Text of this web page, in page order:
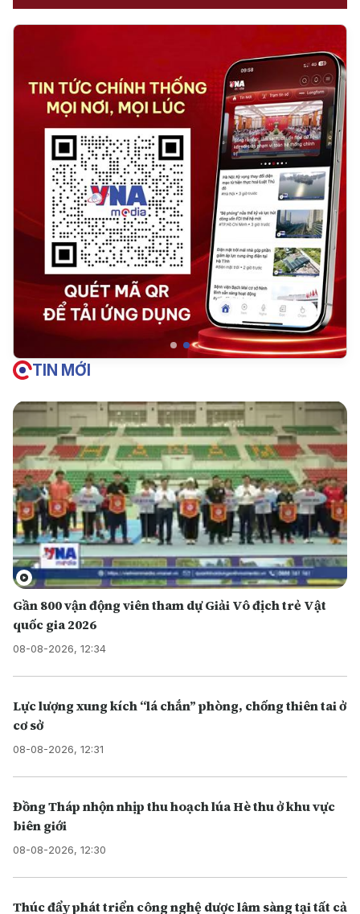
TIN MỚI
Gần 800 vận động viên tham dự Giải Vô địch trẻ Vật
quốc gia 2026
08-08-2026, 12:34
Lực lượng xung kích “lá chắn” phòng, chống thiên tai ở
cơ sở
08-08-2026, 12:31
Đồng Tháp nhộn nhịp thu hoạch lúa Hè thu ở khu vực
biên giới
08-08-2026, 12:30
Thúc đẩy phát triển công nghệ dược lâm sàng tại tất cả